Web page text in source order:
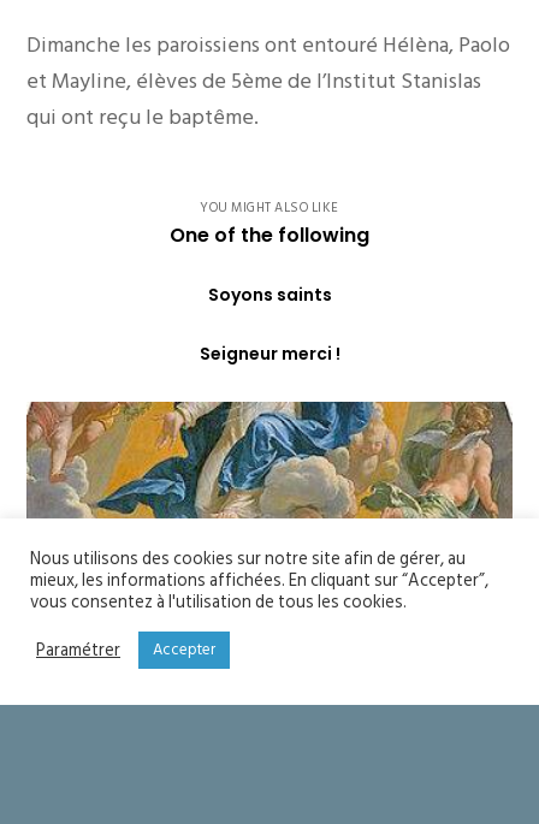
Dimanche les paroissiens ont entouré Hélèna, Paolo
et Mayline, élèves de 5ème de l’Institut Stanislas
qui ont reçu le baptême.
YOU MIGHT ALSO LIKE
One of the following
Soyons saints
Seigneur merci !
Nous utilisons des cookies sur notre site afin de gérer, au
mieux, les informations affichées. En cliquant sur “Accepter”,
vous consentez à l'utilisation de tous les cookies.
Paramétrer
Accepter